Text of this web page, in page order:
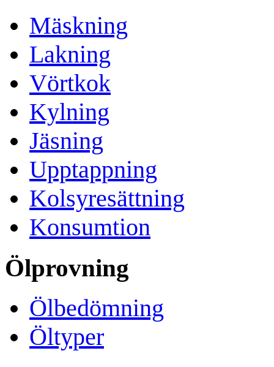
Mäskning
Lakning
Vörtkok
Kylning
Jäsning
Upptappning
Kolsyresättning
Konsumtion
Ölprovning
Ölbedömning
Öltyper